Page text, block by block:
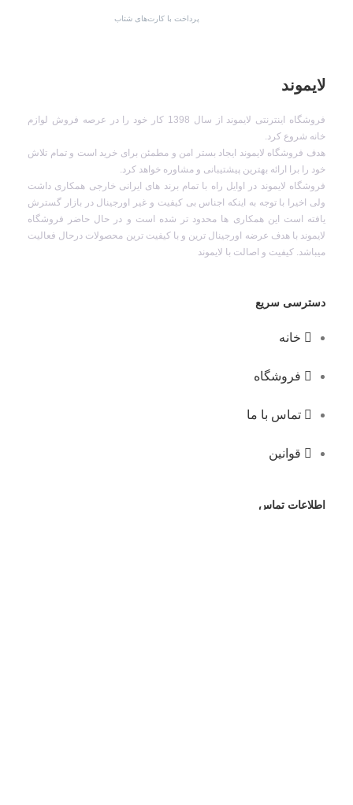
پرداخت با کارت‌های شتاب
لایموند
فروشگاه اینترنتی لایموند از سال 1398 کار خود را در عرصه فروش لوازم
خانه شروع کرد.
هدف فروشگاه لایموند ایجاد بستر امن و مطمئن برای خرید است و تمام تلاش
خود را برا ارائه بهترین پیشتیبانی و مشاوره خواهد کرد.
فروشگاه لایموند در اوایل راه با تمام برند های ایرانی خارجی همکاری داشت
ولی اخیرا با توجه به اینکه اجناس بی کیفیت و غیر اورجینال در بازار گسترش
یافته است این همکاری ها محدود تر شده است و در حال حاضر فروشگاه
لایموند با هدف عرضه اورجینال ترین و با کیفیت ترین محصولات درحال فعالیت
میباشد. کیفیت و اصالت با لایموند
دسترسی سریع
خانه
فروشگاه
تماس با ما
قوانین
اطلاعات تماس